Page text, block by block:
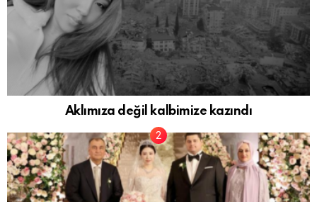
Aklımıza değil kalbimize kazındı